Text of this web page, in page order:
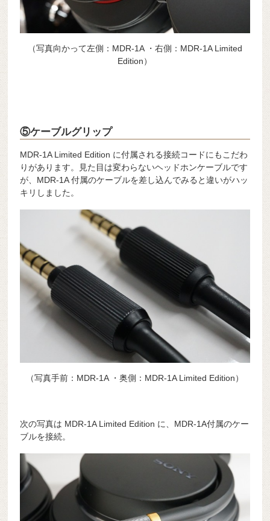
（写真向かって左側：MDR-1A ・右側：MDR-1A Limited
Edition）
⑤ケーブルグリップ
MDR-1A Limited Edition に付属される接続コードにもこだわ
りがあります。見た目は変わらないヘッドホンケーブルです
が、MDR-1A 付属のケーブルを差し込んでみると違いがハッ
キリしました。
（写真手前：MDR-1A ・奥側：MDR-1A Limited Edition）
次の写真は MDR-1A Limited Edition に、MDR-1A付属のケー
ブルを接続。